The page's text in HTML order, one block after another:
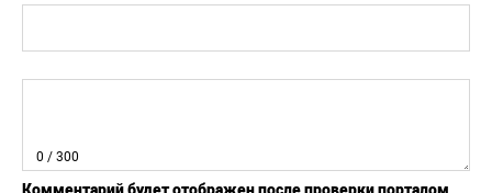
0 / 300
Комментарий будет отображен после проверки порталом